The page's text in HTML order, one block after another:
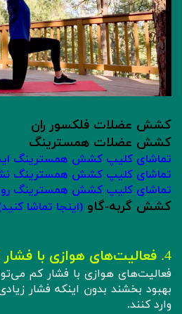
کشش عضلات فلکسور ران
کشش عضلات همسترینگ
تماشای کلیپ کشش همسترینگ
تماشای کلیپ کشش همسترینگ
تماشای کلیپ کشش همسترینگ
کشش گربه-گاو (اینجا تماشا
4. فعالیت‌های هوازی با
فعالیت‌های هوازی با فشار کم
بهبود بخشند بدون اینکه فشار
وارد کنند.